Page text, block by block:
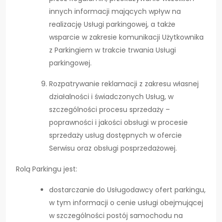
innych informacji mających wpływ na
realizację Usługi parkingowej, a także
wsparcie w zakresie komunikacji Użytkownika
z Parkingiem w trakcie trwania Usługi
parkingowej.
Rozpatrywanie reklamacji z zakresu własnej
działalności i świadczonych Usług, w
szczególności procesu sprzedaży –
poprawności i jakości obsługi w procesie
sprzedaży usług dostępnych w ofercie
Serwisu oraz obsługi posprzedażowej.
Rolą Parkingu jest:
dostarczanie do Usługodawcy ofert parkingu,
w tym informacji o cenie usługi obejmującej
w szczególności postój samochodu na